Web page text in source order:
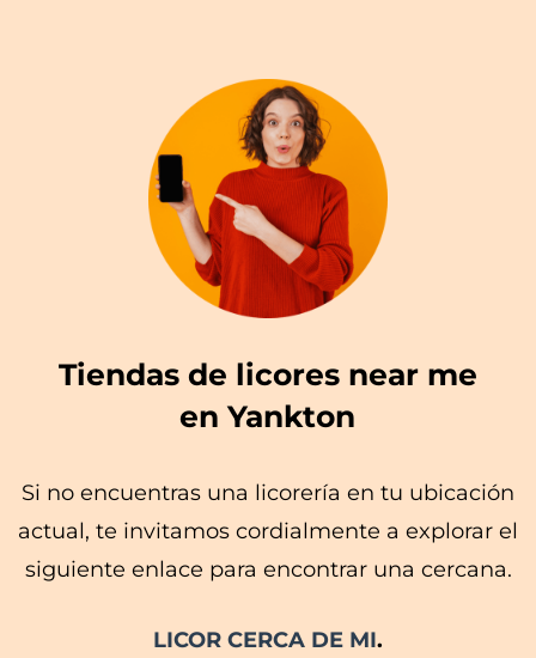
Tiendas de licores near me
en Yankton
Si no encuentras una licorería en tu ubicación
actual, te invitamos cordialmente a explorar el
siguiente enlace para encontrar una cercana.
LICOR CERCA DE MI.